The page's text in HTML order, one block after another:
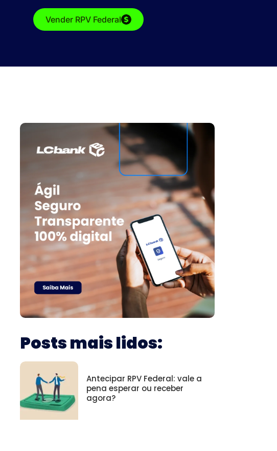
Vender RPV Federal
Posts mais lidos:
Antecipar RPV Federal: vale a
pena esperar ou receber
agora?